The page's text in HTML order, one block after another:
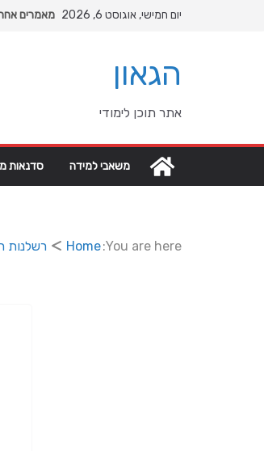
יום חמישי, אוגוסט 6, 2026 מאמרים
הגאון
אתר תוכן לימודי
משאבי למידה סדנאות
You are here:
Home רשלנות